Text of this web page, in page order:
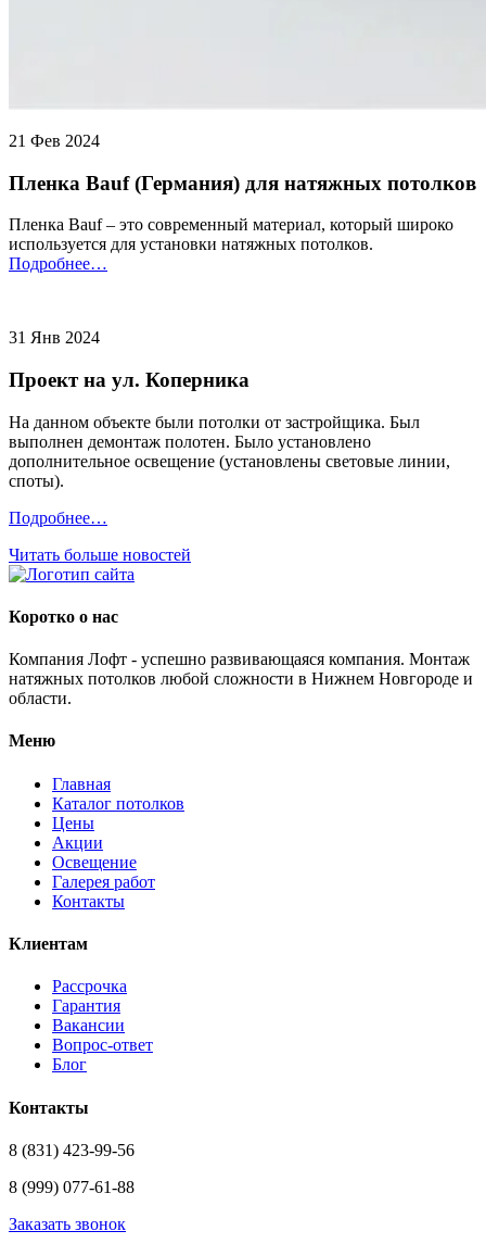
21 Фев 2024
Пленка Bauf (Германия) для натяжных потолков
Пленка Bauf – это современный материал, который широко
используется для установки натяжных потолков.
Подробнее…
31 Янв 2024
Проект на ул. Коперника
На данном объекте были потолки от застройщика. Был
выполнен демонтаж полотен. Было установлено
дополнительное освещение (установлены световые линии,
споты).
Подробнее…
Читать больше новостей
Коротко о нас
Компания Лофт - успешно развивающаяся компания. Монтаж
натяжных потолков любой сложности в Нижнем Новгороде и
области.
Меню
Главная
Каталог потолков
Цены
Акции
Освещение
Галерея работ
Контакты
Клиентам
Рассрочка
Гарантия
Вакансии
Вопрос-ответ
Блог
Контакты
8 (831) 423-99-56
8 (999) 077-61-88
Заказать звонок